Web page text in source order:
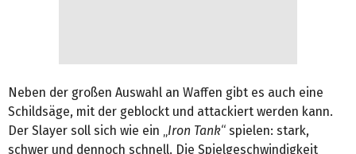
Neben der großen Auswahl an Waffen gibt es auch eine
Schildsäge, mit der geblockt und attackiert werden kann.
Der Slayer soll sich wie ein „ Iron Tank“ spielen: stark,
schwer und dennoch schnell. Die Spielgeschwindigkeit